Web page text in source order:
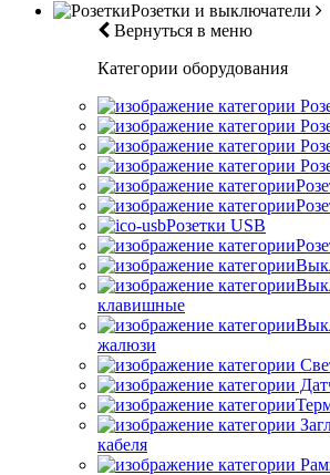
Розетки и выключатели
Вернуться в меню
Категории оборудования
Розетки USB
клавишные
жалюзи
кабеля